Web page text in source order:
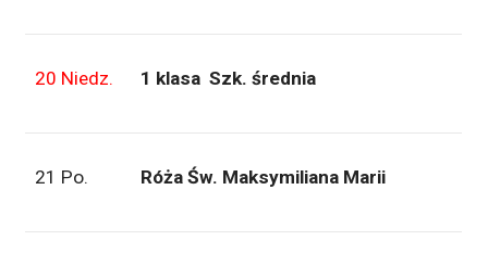
20 Niedz. 1 klasa Szk. średnia
21 Po. Róża Św. Maksymiliana Marii